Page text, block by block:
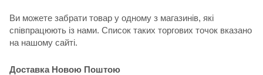
Ви можете забрати товар у одному з магазинів, які
співпрацюють із нами. Список таких торгових точок вказано
на нашому сайті.
Доставка Новою Поштою